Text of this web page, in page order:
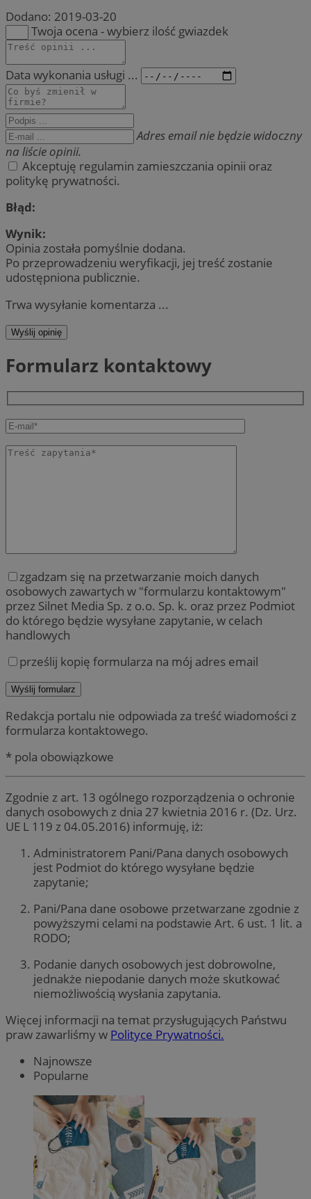
Dodano: 2019-03-20
Twoja ocena - wybierz ilość gwiazdek
Data wykonania usługi ...
Adres email nie będzie widoczny
na liście opinii.
Akceptuję regulamin zamieszczania opinii oraz
politykę prywatności.
Błąd:
Wynik:
Opinia została pomyślnie dodana.
Po przeprowadzeniu weryfikacji, jej treść zostanie
udostępniona publicznie.
Trwa wysyłanie komentarza ...
Wyślij opinię
Formularz kontaktowy
zgadzam się na przetwarzanie moich danych
osobowych zawartych w "formularzu kontaktowym"
przez Silnet Media Sp. z o.o. Sp. k. oraz przez Podmiot
do którego będzie wysyłane zapytanie, w celach
handlowych
prześlij kopię formularza na mój adres email
Redakcja portalu nie odpowiada za treść wiadomości z
formularza kontaktowego.
* pola obowiązkowe
Zgodnie z art. 13 ogólnego rozporządzenia o ochronie
danych osobowych z dnia 27 kwietnia 2016 r. (Dz. Urz.
UE L 119 z 04.05.2016) informuję, iż:
Administratorem Pani/Pana danych osobowych
jest Podmiot do którego wysyłane będzie
zapytanie;
Pani/Pana dane osobowe przetwarzane zgodnie z
powyższymi celami na podstawie Art. 6 ust. 1 lit. a
RODO;
Podanie danych osobowych jest dobrowolne,
jednakże niepodanie danych może skutkować
niemożliwością wysłania zapytania.
Więcej informacji na temat przysługujących Państwu
praw zawarliśmy w Polityce Prywatności.
Najnowsze
Popularne